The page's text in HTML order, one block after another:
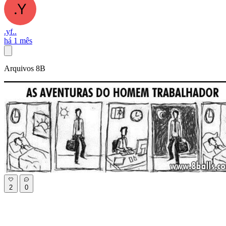
.yf..
há 1 mês
Arquivos 8B
2 0